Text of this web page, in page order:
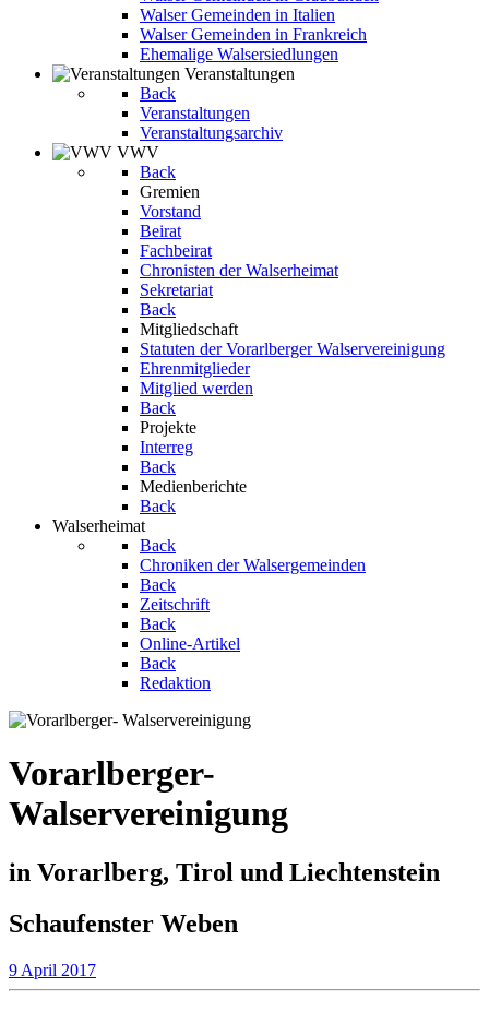
Walser Gemeinden in Italien
Walser Gemeinden in Frankreich
Ehemalige Walsersiedlungen
Veranstaltungen
Back
Veranstaltungen
Veranstaltungsarchiv
VWV
Back
Gremien
Vorstand
Beirat
Fachbeirat
Chronisten der Walserheimat
Sekretariat
Back
Mitgliedschaft
Statuten der Vorarlberger Walservereinigung
Ehrenmitglieder
Mitglied werden
Back
Projekte
Interreg
Back
Medienberichte
Back
Walserheimat
Back
Chroniken der Walsergemeinden
Back
Zeitschrift
Back
Online-Artikel
Back
Redaktion
Vorarlberger-
Walservereinigung
in Vorarlberg, Tirol und Liechtenstein
Schaufenster Weben
9 April 2017